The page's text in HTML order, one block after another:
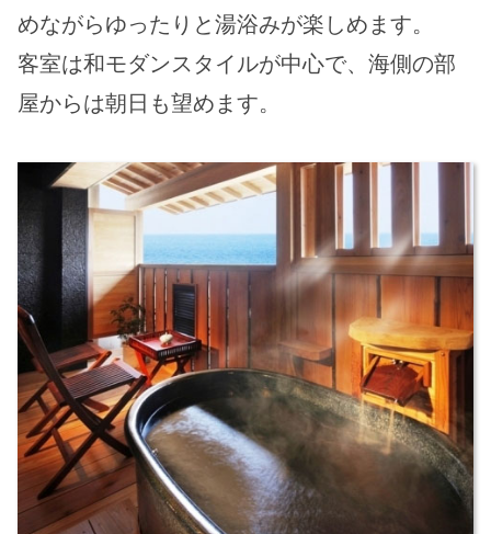
めながらゆったりと湯浴みが楽しめます。
客室は和モダンスタイルが中心で、海側の部
屋からは朝日も望めます。